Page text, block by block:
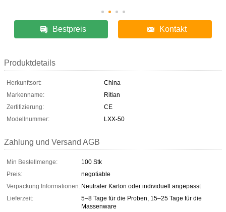
Bestpreis Kontakt
Produktdetails
Herkunftsort:
China
Markenname:
Ritian
Zertifizierung:
CE
Modellnummer:
LXX-50
Zahlung und Versand AGB
Min Bestellmenge:
100 Stk
Preis:
negotiable
Verpackung Informationen: Neutraler Karton oder individuell angepasst
Lieferzeit:
5–8 Tage für die Proben, 15–25 Tage für die
Massenware